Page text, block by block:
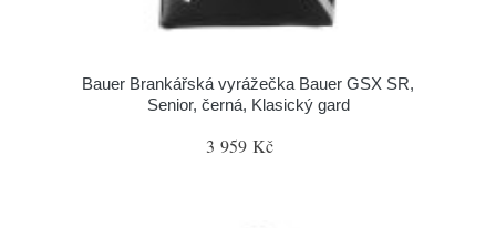
Bauer Brankářská vyrážečka Bauer GSX SR,
Senior, černá, Klasický gard
3 959 Kč